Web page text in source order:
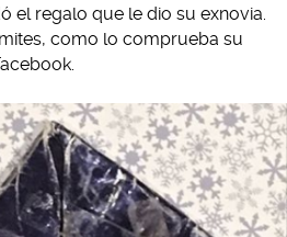
el regalo que le dio su exnovia.
como lo comprueba su